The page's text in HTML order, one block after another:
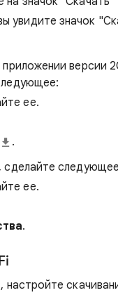
увидите значок
приложении версии
ее.
.
сделайте
ее.
.